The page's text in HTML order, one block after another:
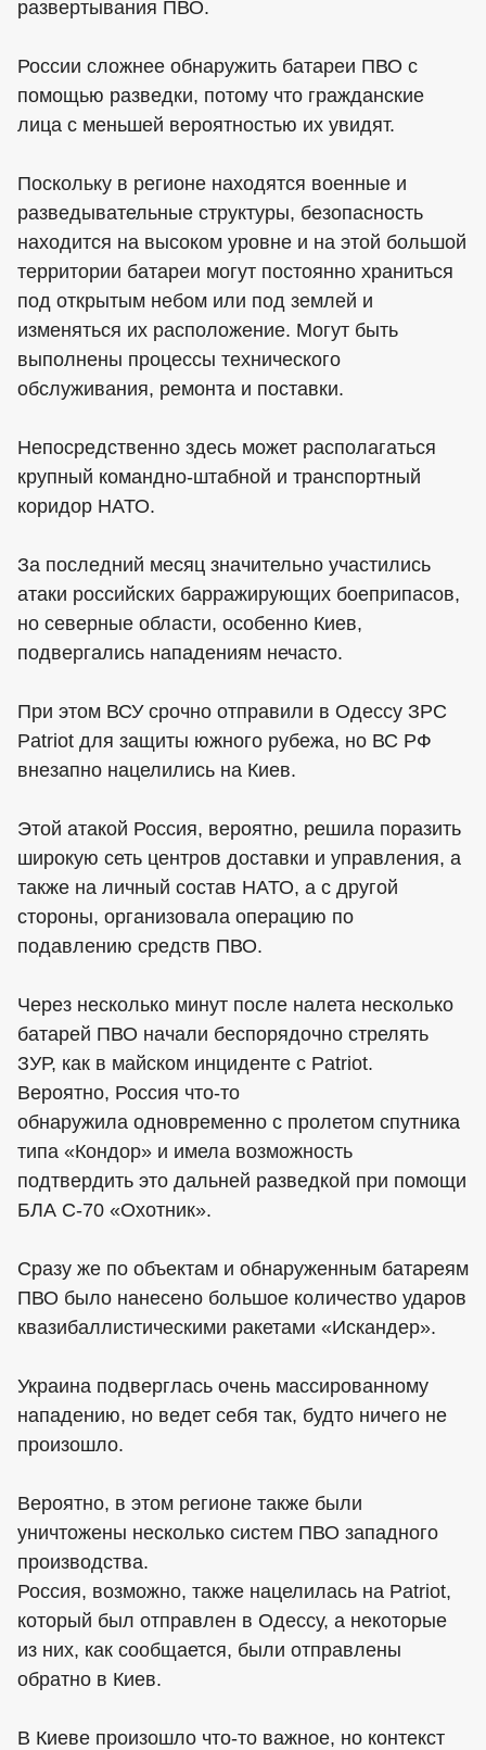
развертывания ПВО.
России сложнее обнаружить батареи ПВО с
помощью разведки, потому что гражданские
лица с меньшей вероятностью их увидят.
Поскольку в регионе находятся военные и
разведывательные структуры, безопасность
находится на высоком уровне и на этой большой
территории батареи могут постоянно храниться
под открытым небом или под землей и
изменяться их расположение. Могут быть
выполнены процессы технического
обслуживания, ремонта и поставки.
Непосредственно здесь может располагаться
крупный командно-штабной и транспортный
коридор НАТО.
За последний месяц значительно участились
атаки российских барражирующих боеприпасов,
но северные области, особенно Киев,
подвергались нападениям нечасто.
При этом ВСУ срочно отправили в Одессу ЗРС
Patriot для защиты южного рубежа, но ВС РФ
внезапно нацелились на Киев.
Этой атакой Россия, вероятно, решила поразить
широкую сеть центров доставки и управления, а
также на личный состав НАТО, а с другой
стороны, организовала операцию по
подавлению средств ПВО.
Через несколько минут после налета несколько
батарей ПВО начали беспорядочно стрелять
ЗУР, как в майском инциденте с Patriot.
Вероятно, Россия что-то
обнаружила одновременно с пролетом спутника
типа «Кондор» и имела возможность
подтвердить это дальней разведкой при помощи
БЛА С-70 «Охотник».
Сразу же по объектам и обнаруженным батареям
ПВО было нанесено большое количество ударов
квазибаллистическими ракетами «Искандер».
Украина подверглась очень массированному
нападению, но ведет себя так, будто ничего не
произошло.
Вероятно, в этом регионе также были
уничтожены несколько систем ПВО западного
производства.
Россия, возможно, также нацелилась на Patriot,
который был отправлен в Одессу, а некоторые
из них, как сообщается, были отправлены
обратно в Киев.
В Киеве произошло что-то важное, но контекст